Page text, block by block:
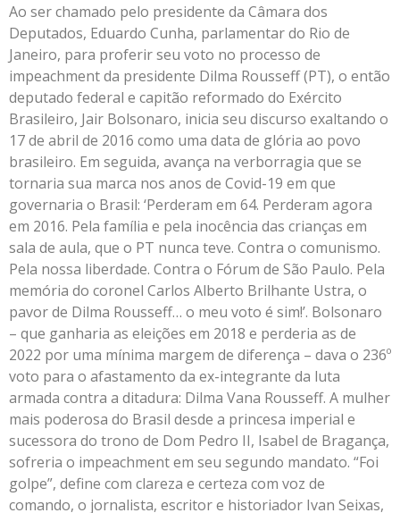
Ao ser chamado pelo presidente da Câmara dos
Deputados, Eduardo Cunha, parlamentar do Rio de
Janeiro, para proferir seu voto no processo de
impeachment da presidente Dilma Rousseff (PT), o então
deputado federal e capitão reformado do Exército
Brasileiro, Jair Bolsonaro, inicia seu discurso exaltando o
17 de abril de 2016 como uma data de glória ao povo
brasileiro. Em seguida, avança na verborragia que se
tornaria sua marca nos anos de Covid-19 em que
governaria o Brasil: ‘Perderam em 64. Perderam agora
em 2016. Pela família e pela inocência das crianças em
sala de aula, que o PT nunca teve. Contra o comunismo.
Pela nossa liberdade. Contra o Fórum de São Paulo. Pela
memória do coronel Carlos Alberto Brilhante Ustra, o
pavor de Dilma Rousseff… o meu voto é sim!’. Bolsonaro
– que ganharia as eleições em 2018 e perderia as de
2022 por uma mínima margem de diferença – dava o 236º
voto para o afastamento da ex-integrante da luta
armada contra a ditadura: Dilma Vana Rousseff. A mulher
mais poderosa do Brasil desde a princesa imperial e
sucessora do trono de Dom Pedro II, Isabel de Bragança,
sofreria o impeachment em seu segundo mandato. “Foi
golpe”, define com clareza e certeza com voz de
comando, o jornalista, escritor e historiador Ivan Seixas,